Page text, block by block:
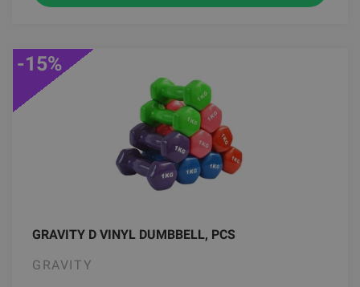
GRAVITY D VINYL DUMBBELL, PCS
GRAVITY
-15%